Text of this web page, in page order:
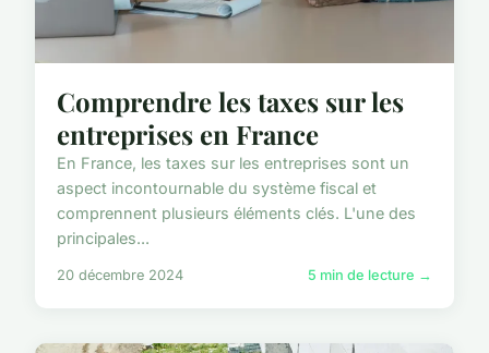
Comprendre les taxes sur les
entreprises en France
En France, les taxes sur les entreprises sont un
aspect incontournable du système fiscal et
comprennent plusieurs éléments clés. L'une des
principales...
20 décembre 2024 5 min de lecture →